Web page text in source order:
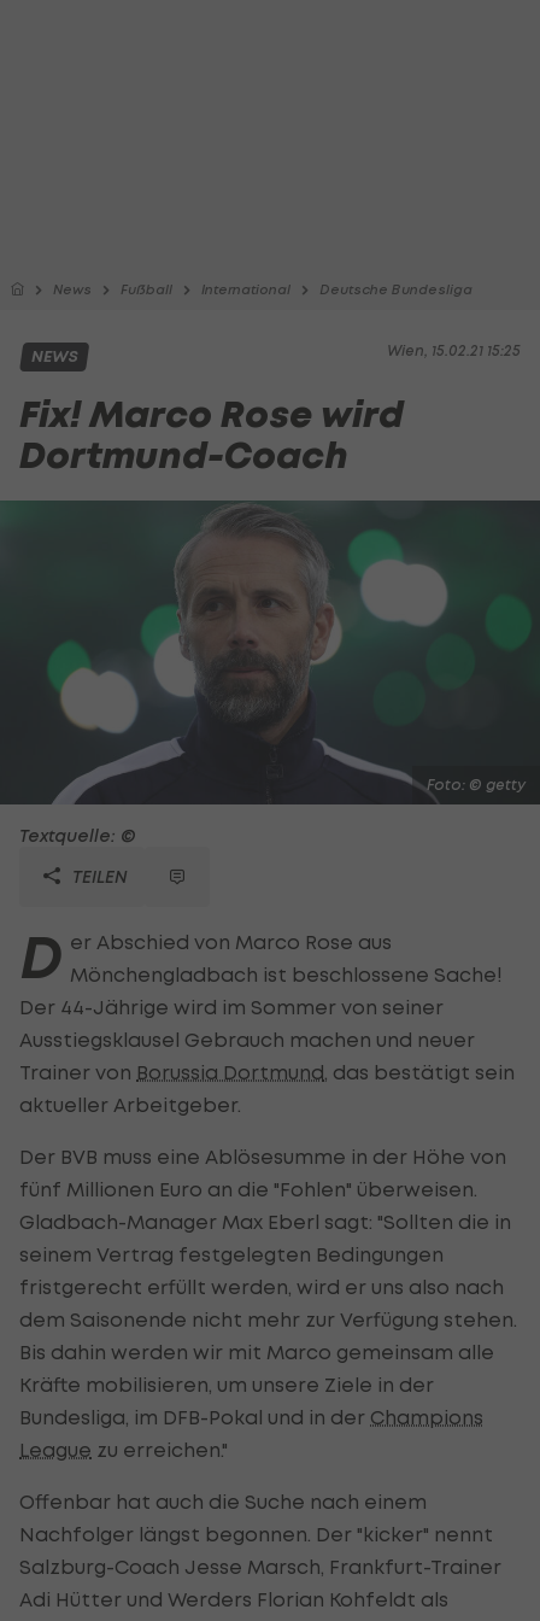
News Fußball International Deutsche Bundesliga
Wien, 15.02.21 15:25
NEWS
Fix! Marco Rose wird
Dortmund-Coach
Foto: © getty
Textquelle: ©
TEILEN
D er Abschied von Marco Rose aus
Mönchengladbach ist beschlossene Sache!
Der 44-Jährige wird im Sommer von seiner
Ausstiegsklausel Gebrauch machen und neuer
Trainer von Borussia Dortmund , das bestätigt sein
aktueller Arbeitgeber.
Der BVB muss eine Ablösesumme in der Höhe von
fünf Millionen Euro an die "Fohlen" überweisen.
Gladbach-Manager Max Eberl sagt: "Sollten die in
seinem Vertrag festgelegten Bedingungen
fristgerecht erfüllt werden, wird er uns also nach
dem Saisonende nicht mehr zur Verfügung stehen.
Bis dahin werden wir mit Marco gemeinsam alle
Kräfte mobilisieren, um unsere Ziele in der
Bundesliga, im DFB-Pokal und in der Champions
League zu erreichen."
Offenbar hat auch die Suche nach einem
Nachfolger längst begonnen. Der "kicker" nennt
Salzburg-Coach Jesse Marsch, Frankfurt-Trainer
Adi Hütter und Werders Florian Kohfeldt als